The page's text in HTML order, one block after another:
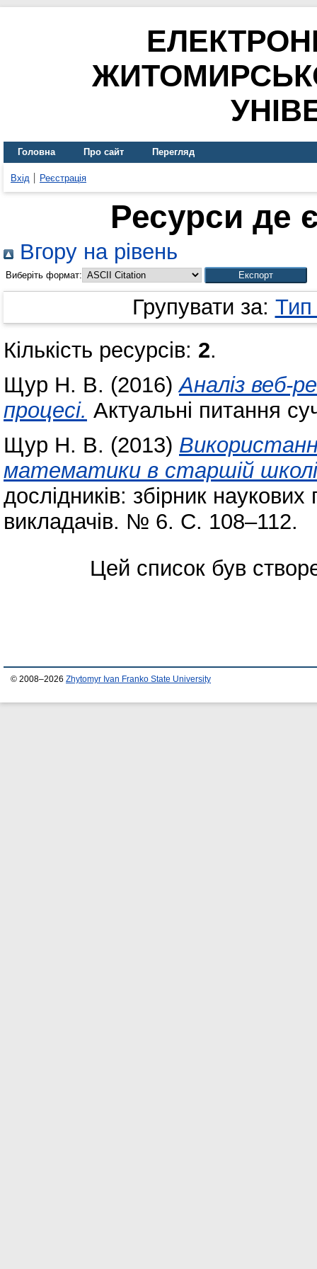
Головна Про сайт Перегляд
Вхід Реєстрація
Ресурси де
Вгору на рівень
Виберіть формат:
Групувати за: Тип
Кількість ресурсів: 2.
Щур Н. В. (2016)Аналіз веб-
процесі. Актуальні питання
Щур Н. В. (2013)
математики в старшій
дослідників: збірник наукових
викладачів. № 6. С. 108–112.
Цей список був
© 2008–2026 Zhytomyr Ivan Franko State University